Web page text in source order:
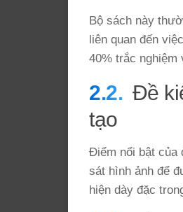
Bộ sách này
liên quan đến
40% trắc nghiệm
Đề
tạo
Điểm nổi bật của
sát hình ảnh để
hiện dày đặc